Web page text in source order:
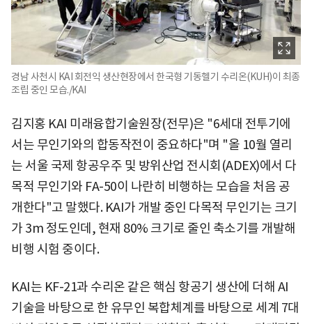
경남 사천시 KAI 회전익 생산현장에서 한국형 기동헬기 수리온(KUH)이 최종
조립 중인 모습./KAI
김지홍 KAI 미래융합기술원장(전무)은 "6세대 전투기에
서는 무인기와의 합동작전이 중요하다"며 "올 10월 열리
는 서울 국제 항공우주 및 방위산업 전시회(ADEX)에서 다
목적 무인기와 FA-50이 나란히 비행하는 모습을 처음 공
개한다"고 말했다. KAI가 개발 중인 다목적 무인기는 크기
가 3m 정도인데, 현재 80% 크기로 줄인 축소기를 개발해
비행 시험 중이다.
KAI는 KF-21과 수리온 같은 핵심 항공기 생산에 더해 AI
기술을 바탕으로 한 유무인 복합체계를 바탕으로 세계 7대